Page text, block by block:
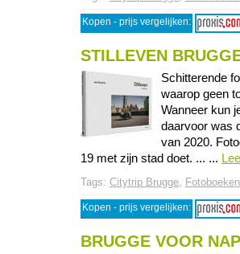
Kopen - prijs vergelijken:
STILLEVEN
Schitterende
waarop geen
Wanneer kun
daarvoor was
van 2020.
19 met zijn stad doet. ... ...
Tags: Citytrip Brugge, Fotoboeken
Kopen - prijs vergelijken:
BRUGGE VOOR